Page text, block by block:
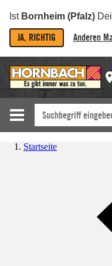
Ist Bornheim (Pfalz)
JA, RICHTIG Anderen
Startseite